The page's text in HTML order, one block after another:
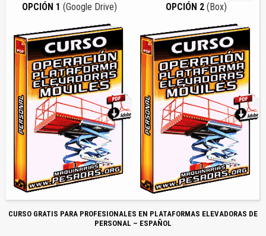
OPCIÓN 1 (Google Drive) OPCIÓN 2(Box)
CURSO GRATIS PARA PROFESIONALES EN PLATAFORMAS ELEVADORAS DE
PERSONAL – ESPAÑOL